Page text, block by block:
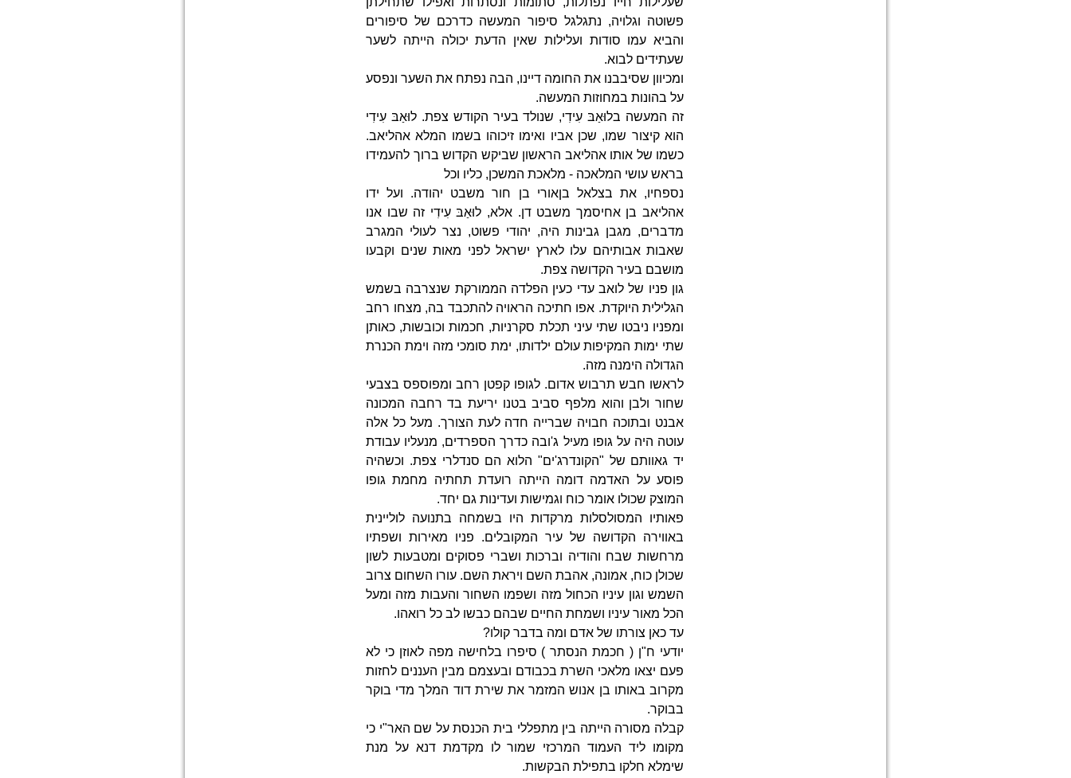
פשוטה וגלויה, נתגלגל סיפור המעשה כדרכם של סיפורים
והביא עמו סודות ועלילות שאין הדעת יכולה הייתה לשער
שעתידים לבוא.
ומכיוון שסיבבנו את החומה דיינו, הבה נפתח את השער ונפסע
על בהונות במחוזות המעשה.
זה המעשה בלוּאַבּ עִידִי, שנולד בעיר הקודש צפת. לוּאַבּ עִידִי
הוא קיצור שמו, שכן אביו ואימו זיכוהו בשמו המלא אהליאב.
כשמו של אותו אהליאב הראשון שביקש הקדוש ברוך להעמידו
בראש עושי המלאכה - מלאכת המשכן, כליו וכל
נספחיו, את בצלאל בןאורי בן חור משבט יהודה. ועל ידו
אהליאב בן אחיסמך משבט דן. אלא, לוּאַבּ עִידִי זה שבו אנו
מדברים, מגבן גבינות היה, יהודי פשוט, נצר לעולי המגרב
שאבות אבותיהם עלו לארץ ישראל לפני מאות שנים וקבעו
מושבם בעיר הקדושה צפת.
גון פניו של לואב עדי כעין הפלדה הממורקת שנצרבה בשמש
הגלילית היוקדת. אפו חתיכה הראויה להתכבד בה, מצחו רחב
ומפניו ניבטו שתי עיני תכלת סקרניות, חכמות וכובשות, כאותן
שתי ימות המקיפות עולם ילדותו, ימת סומכי מזה וימת הכנרת
הגדולה הימנה מזה.
לראשו חבש תרבוש אדום. לגופו קפטן רחב ומפוספס בצבעי
שחור ולבן והוא מלפף סביב בטנו יריעת בד רחבה המכונה
אבנט ובתוכה חבויה שברייה חדה לעת הצורך. מעל כל אלה
עוטה היה על גופו מעיל ג'ובה כדרך הספרדים, מנעליו עבודת
יד גאוותם של "הקונדרג'ים" הלוא הם סנדלרי צפת. וכשהיה
פוסע על האדמה דומה הייתה רועדת תחתיה מחמת גופו
המוצק שכולו אומר כוח וגמישות ועדינות גם יחד.
פאותיו המסולסלות מרקדות היו בשמחה בתנועה לוליינית
באווירה הקדושה של עיר המקובלים. פניו מאירות ושפתיו
מרחשות שבח והודיה וברכות ושברי פסוקים ומטבעות לשון
שכולן כוח, אמונה, אהבת השם ויראת השם. עורו השחום צרוב
השמש וגון עיניו הכחול מזה ושפמו השחור והעבות מזה ומעל
הכל מאור עיניו ושמחת החיים שבהם כבשו לב כל רואהו.
עד כאן צורתו של אדם ומה בדבר קולו?
יודעי ח"ן ( חכמת הנסתר ) סיפרו בלחישה מפה לאוזן כי לא
פעם יצאו מלאכי השרת בכבודם ובעצמם מבין העננים לחזות
מקרוב באותו בן אנוש המזמר את שירת דוד המלך מדי בוקר
בבוקר.
קבלה מסורה הייתה בין מתפללי בית הכנסת על שם האר"י כי
מקומו ליד העמוד המרכזי שמור לו מקדמת דנא על מנת
שימלא חלקו בתפילת הבקשות.